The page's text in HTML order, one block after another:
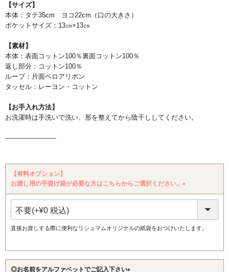
【サイズ】
本体：タテ35cm ヨコ22cm（口の大きさ）
ポケットサイズ：13㎝×13㎝
【素材】
本体：表面コットン100％裏面コットン100％
返し部分：コットン100％
ループ：片面ベロアリボン
タッセル：レーヨン・コットン
【お手入れ方法】
お洗濯時は手洗いで洗い、形を整えてから陰干ししてください。
-------------------------
【有料オプション】
お渡し用の手提げ袋が必要な方はこちらからご選択ください。
(必
直接お渡しする際に便利なリシュマムオリジナルの紙袋をおつけいたします。
◎お名前をアルファベットでご記入下さい